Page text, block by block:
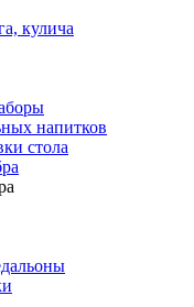
кулича
напитков
стола